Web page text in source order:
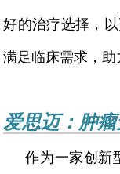
好的治疗选择，
满足临床需求，助
爱思迈：肿
作为一家创新